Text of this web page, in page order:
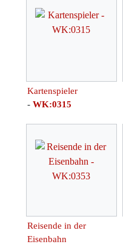
Kartenspieler
- WK:0315
Reisende in der
Eisenbahn